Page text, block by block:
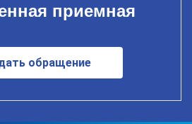
приемная
обращение